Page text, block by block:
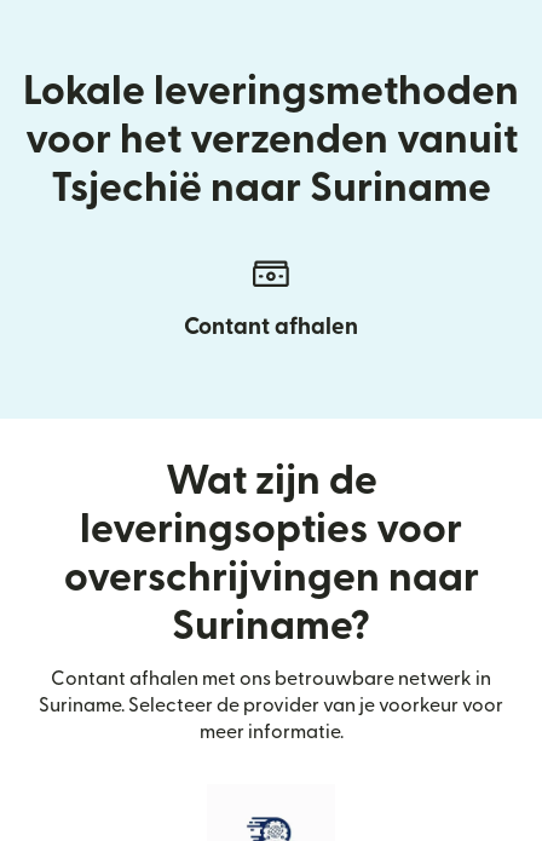
Lokale leveringsmethoden
voor het verzenden vanuit
Tsjechië naar Suriname
Contant afhalen
Wat zijn de
leveringsopties voor
overschrijvingen naar
Suriname?
Contant afhalen met ons betrouwbare netwerk in
Suriname. Selecteer de provider van je voorkeur voor
meer informatie.